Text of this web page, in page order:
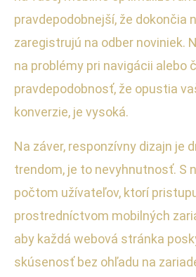
pravdepodobnejší, že dokončia
zaregistrujú na odber noviniek.
na problémy pri navigácii alebo
pravdepodobnosť, že opustia
konverzie, je vysoká.
Na záver, responzívny dizajn je
trendom, je to nevyhnutnosť. S
počtom užívateľov, ktorí
prostredníctvom mobilných
aby každá webová stránka
skúsenosť bez ohľadu na